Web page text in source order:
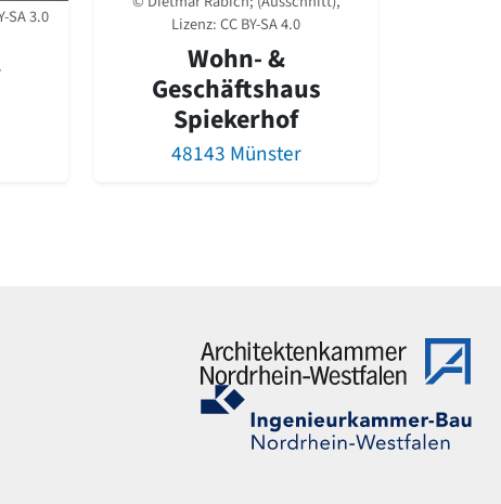
SA 3.0
Lizenz:CC BY-SA 4.0
Wohn- &
Geschäftshaus
Spiekerhof
48143 Münster